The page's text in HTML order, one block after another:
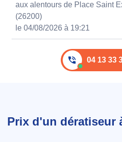
aux alentours de Place Saint
(26200)
le 04/08/2026 à 19:21
04 13 33
Prix d'un dératiseur